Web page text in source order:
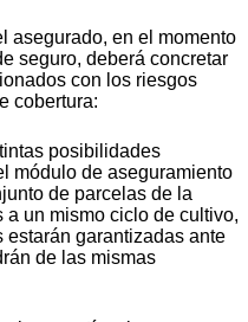
en el momento
seguro, deberá concretar
con los riesgos
cobertura:
posibilidades
módulo de aseguramiento
de parcelas de la
un mismo ciclo de cultivo,
estarán garantizadas ante
de las mismas